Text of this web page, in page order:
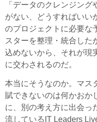
「データのクレンジン
がない、どうすればいい
のプロジェクトに必要な
スターを整理・統合した
込めないから、それが現
に交わされるのだ。
本当にそうなのか。マス
賦できないのは何かおか
に、別の考え方に出会っ
流しているIT Leaders